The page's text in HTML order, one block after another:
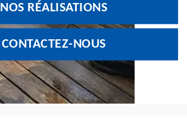
NOS RÉALISATIONS
CONTACTEZ-NOUS